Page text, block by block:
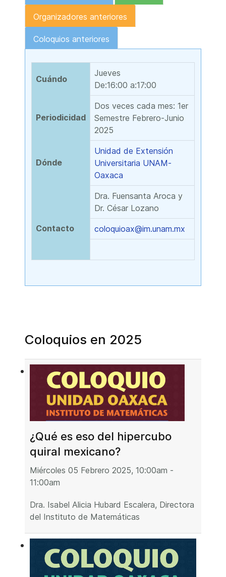
Organizadores anteriores
Coloquios anteriores
Cuándo
Jueves
De:16:00 a:17:00
Periodicidad
Dos veces cada mes: 1er
Semestre Febrero-Junio
2025
Dónde
Unidad de Extensión
Universitaria UNAM-
Oaxaca
Dra. Fuensanta Aroca y
Dr. César Lozano
Contacto
coloquioax@im.unam.mx
Coloquios en 2025
¿Qué es eso del hipercubo
quiral mexicano?
Miércoles 05 Febrero 2025, 10:00am -
11:00am
Dra. Isabel Alicia Hubard Escalera, Directora
del Instituto de Matemáticas